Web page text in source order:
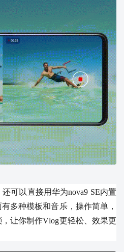
可以直接用华为nova9 SE内置
多种模板和音乐，操作简单，
让你制作Vlog更轻松、效果更